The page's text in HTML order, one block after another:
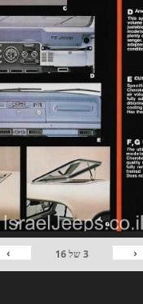
‹
3של16
›